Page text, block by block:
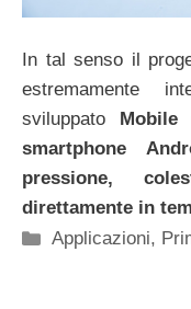
In tal senso il
estremamente
sviluppato
Mobile
smartphone
pressione,
direttamente in
Categorie
Applicazioni,